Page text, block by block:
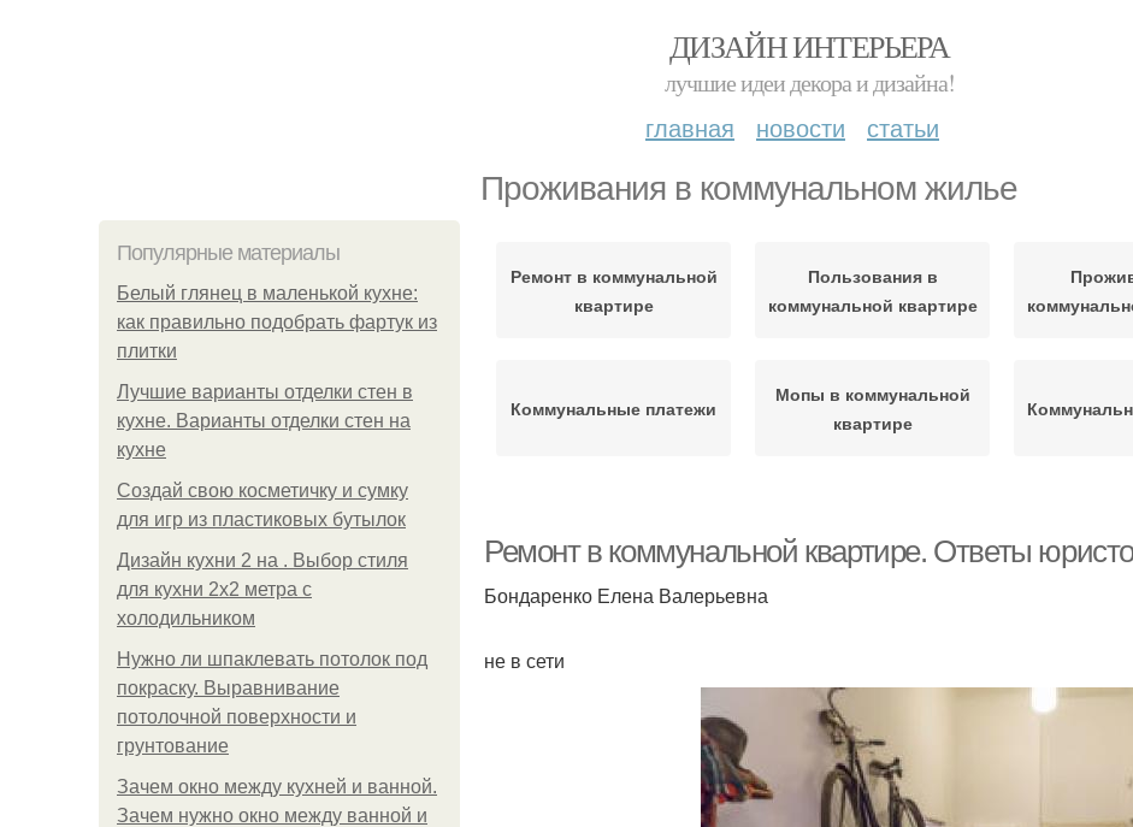
ДИЗАЙН ИНТЕРЬЕРА
лучшие идеи декора и дизайна!
главная новости статьи
Проживания в коммунальном жилье
Популярные материалы
Белый глянец в маленькой кухне:
как правильно подобрать фартук из
плитки
Лучшие варианты отделки стен в
кухне. Варианты отделки стен на
кухне
Создай свою косметичку и сумку
для игр из пластиковых бутылок
Дизайн кухни 2 на . Выбор стиля
для кухни 2х2 метра с
холодильником
Нужно ли шпаклевать потолок под
покраску. Выравнивание
потолочной поверхности и
грунтование
Зачем окно между кухней и ванной.
Зачем нужно окно между ванной и
Ремонт в коммунальной
квартире
Пользования в
коммунальной квартире
Коммунальные платежи
Мопы в коммунальной
квартире
коммунальной квартире
Ремонт в коммунальной квартире. Ответы
Бондаренко Елена Валерьевна
не в сети